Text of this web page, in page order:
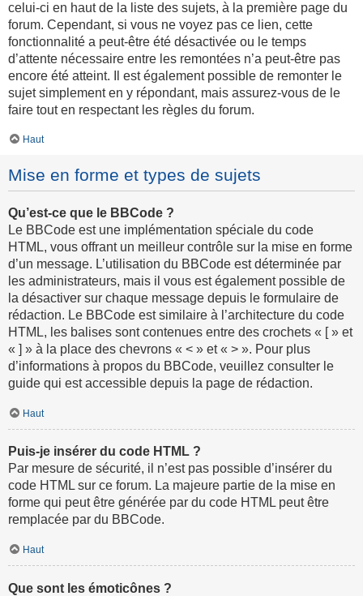
celui-ci en haut de la liste des sujets, à la première page du
forum. Cependant, si vous ne voyez pas ce lien, cette
fonctionnalité a peut-être été désactivée ou le temps
d’attente nécessaire entre les remontées n’a peut-être pas
encore été atteint. Il est également possible de remonter le
sujet simplement en y répondant, mais assurez-vous de le
faire tout en respectant les règles du forum.
Haut
Mise en forme et types de sujets
Qu’est-ce que le BBCode ?
Le BBCode est une implémentation spéciale du code
HTML, vous offrant un meilleur contrôle sur la mise en forme
d’un message. L’utilisation du BBCode est déterminée par
les administrateurs, mais il vous est également possible de
la désactiver sur chaque message depuis le formulaire de
rédaction. Le BBCode est similaire à l’architecture du code
HTML, les balises sont contenues entre des crochets « [ » et
« ] » à la place des chevrons « < » et « > ». Pour plus
d’informations à propos du BBCode, veuillez consulter le
guide qui est accessible depuis la page de rédaction.
Haut
Puis-je insérer du code HTML ?
Par mesure de sécurité, il n’est pas possible d’insérer du
code HTML sur ce forum. La majeure partie de la mise en
forme qui peut être générée par du code HTML peut être
remplacée par du BBCode.
Haut
Que sont les émoticônes ?